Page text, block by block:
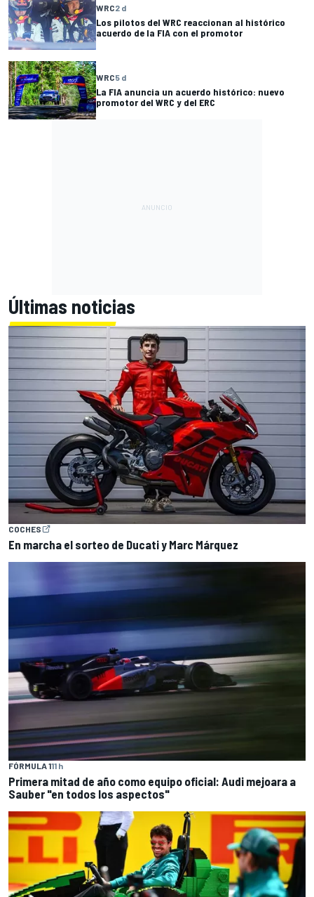
WRC2 d
Los pilotos del WRC reaccionan al histórico
acuerdo de la FIA con el promotor
WRC5 d
La FIA anuncia un acuerdo histórico: nuevo
promotor del WRC y del ERC
Últimas noticias
COCHES
En marcha el sorteo de Ducati y Marc Márquez
FÓRMULA 111 h
Primera mitad de año como equipo oficial: Audi mejoara a
Sauber "en todos los aspectos"